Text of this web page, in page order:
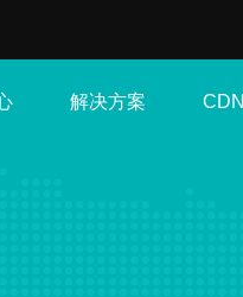
解决方案 CDN